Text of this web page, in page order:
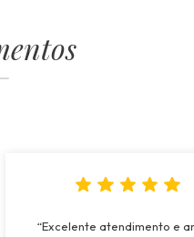
“Excelente atendimento e